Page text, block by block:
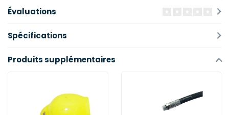
Évaluations
Spécifications
Produits supplémentaires